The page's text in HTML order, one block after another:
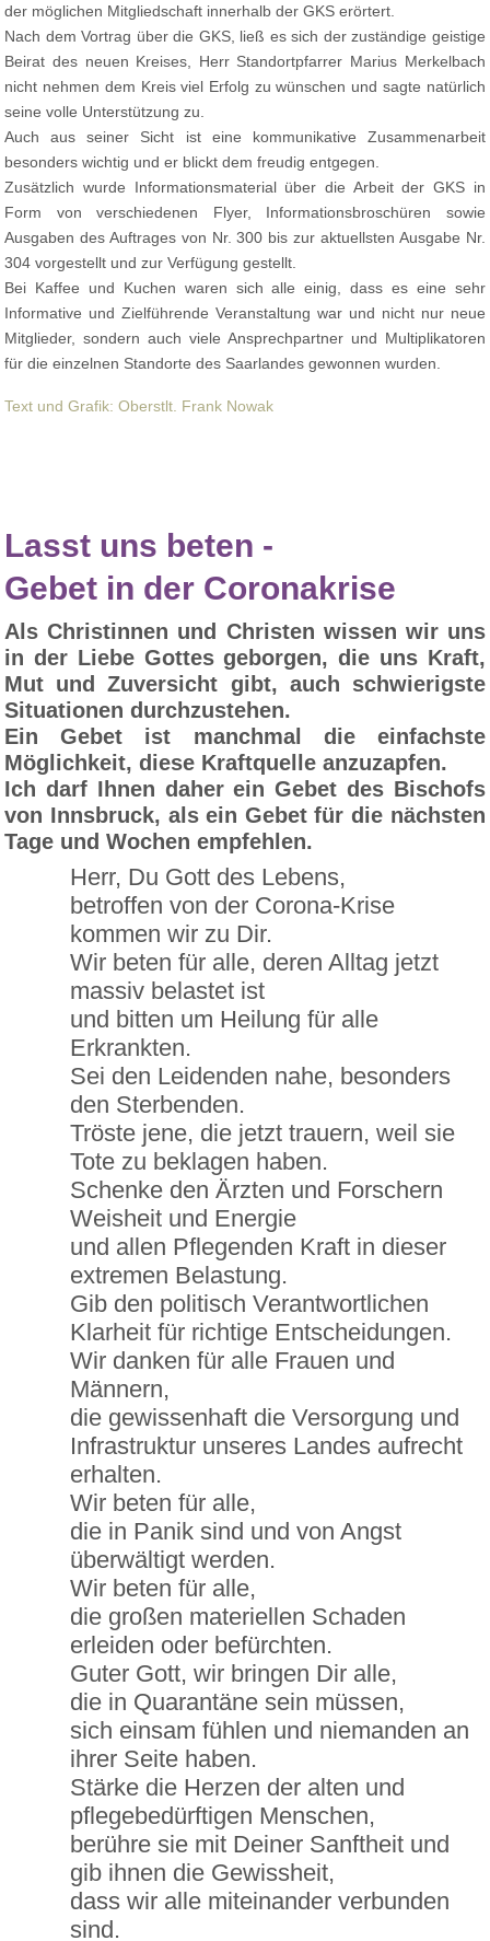
der möglichen Mitgliedschaft innerhalb der GKS erörtert.
Nach dem Vortrag über die GKS, ließ es sich der zuständige geistige
Beirat des neuen Kreises, Herr Standortpfarrer Marius Merkelbach
nicht nehmen dem Kreis viel Erfolg zu wünschen und sagte natürlich
seine volle Unterstützung zu.
Auch aus seiner Sicht ist eine kommunikative Zusammenarbeit
besonders wichtig und er blickt dem freudig entgegen.
Zusätzlich wurde Informationsmaterial über die Arbeit der GKS in
Form von verschiedenen Flyer, Informationsbroschüren sowie
Ausgaben des Auftrages von Nr. 300 bis zur aktuellsten Ausgabe Nr.
304 vorgestellt und zur Verfügung gestellt.
Bei Kaffee und Kuchen waren sich alle einig, dass es eine sehr
Informative und Zielführende Veranstaltung war und nicht nur neue
Mitglieder, sondern auch viele Ansprechpartner und Multiplikatoren
für die einzelnen Standorte des Saarlandes gewonnen wurden.
Text und Grafik: Oberstlt. Frank Nowak
Lasst uns beten -
Gebet in der Coronakrise
Als Christinnen und Christen wissen wir uns
in der Liebe Gottes geborgen, die uns Kraft,
Mut und Zuversicht gibt, auch schwierigste
Situationen durchzustehen.
Ein Gebet ist manchmal die einfachste
Möglichkeit, diese Kraftquelle anzuzapfen.
Ich darf Ihnen daher ein Gebet des Bischofs
von Innsbruck, als ein Gebet für die nächsten
Tage und Wochen empfehlen.
Herr, Du Gott des Lebens,
betroffen von der Corona-Krise
kommen wir zu Dir.
Wir beten für alle, deren Alltag jetzt
massiv belastet ist
und bitten um Heilung für alle
Erkrankten.
Sei den Leidenden nahe, besonders
den Sterbenden.
Tröste jene, die jetzt trauern, weil sie
Tote zu beklagen haben.
Schenke den Ärzten und Forschern
Weisheit und Energie
und allen Pflegenden Kraft in dieser
extremen Belastung.
Gib den politisch Verantwortlichen
Klarheit für richtige Entscheidungen.
Wir danken für alle Frauen und
Männern,
die gewissenhaft die Versorgung und
Infrastruktur unseres Landes aufrecht
erhalten.
Wir beten für alle,
die in Panik sind und von Angst
überwältigt werden.
Wir beten für alle,
die großen materiellen Schaden
erleiden oder befürchten.
Guter Gott, wir bringen Dir alle,
die in Quarantäne sein müssen,
sich einsam fühlen und niemanden an
ihrer Seite haben.
Stärke die Herzen der alten und
pflegebedürftigen Menschen,
berühre sie mit Deiner Sanftheit und
gib ihnen die Gewissheit,
dass wir alle miteinander verbunden
sind.